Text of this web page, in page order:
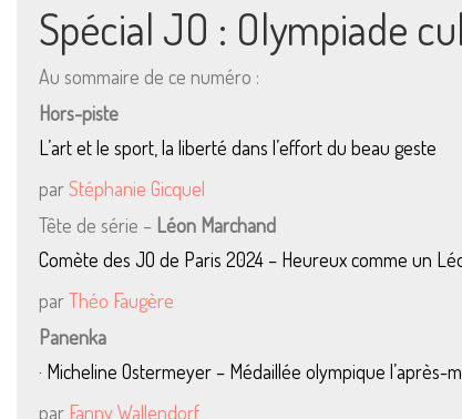
Spécial JO : Olympiade
Au sommaire de ce numéro :
Hors-piste
L’art et le sport, la liberté dans l’effort du beau geste
parStéphanie Gicquel
Tête de série – Léon Marchand
Comète des JO de Paris 2024 – Heureux comme un
parThéo Faugère
Panenka
· Micheline Ostermeyer – Médaillée olympique l’après-
par Fanny Wallendorf